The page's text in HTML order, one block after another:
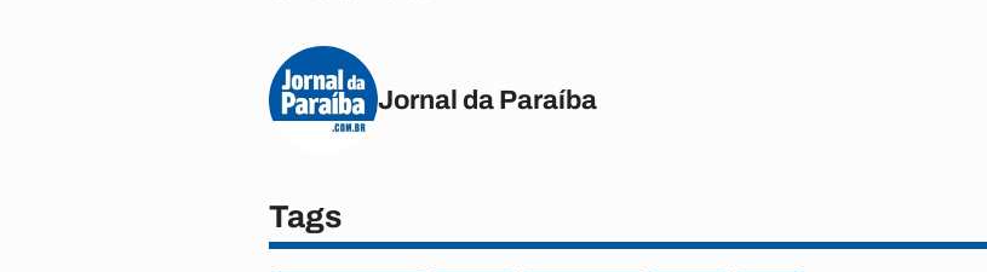
Jornal da Paraíba
Tags